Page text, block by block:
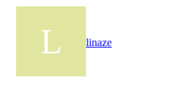
linaze